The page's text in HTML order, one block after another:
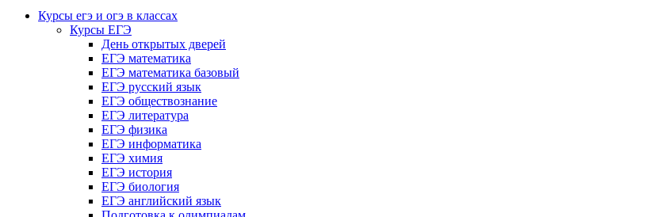
Курсы егэ и огэ в классах
Курсы ЕГЭ
День открытых дверей
ЕГЭ математика
ЕГЭ математика базовый
ЕГЭ русский язык
ЕГЭ обществознание
ЕГЭ литература
ЕГЭ физика
ЕГЭ информатика
ЕГЭ химия
ЕГЭ история
ЕГЭ биология
ЕГЭ английский язык